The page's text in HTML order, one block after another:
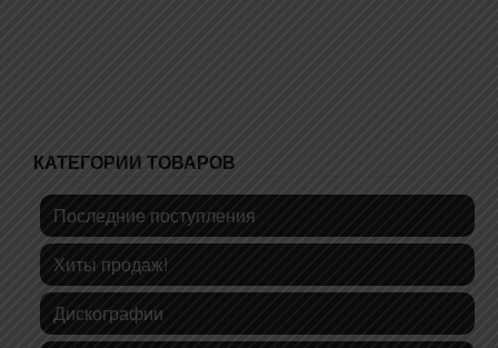
КАТЕГОРИИ ТОВАРОВ
Последние поступления
Хиты продаж!
Дискографии